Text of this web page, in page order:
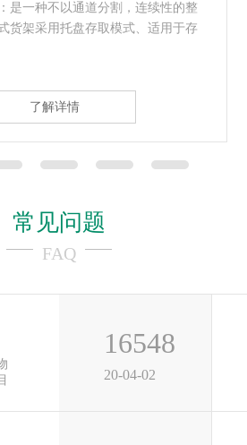
要用于存放各种模具物品；顶部可
手拉或电动），抽屉底部设有滚轮
了解详情
常见问题
FAQ
16548
20-04-02